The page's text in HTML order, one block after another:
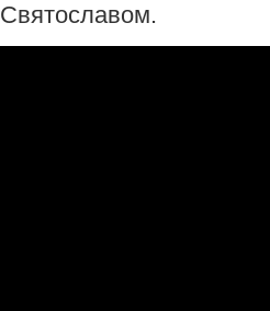
Святославом.